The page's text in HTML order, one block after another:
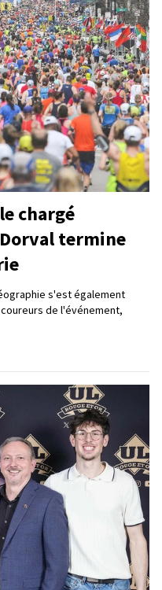
chargé
termine
s'est également
de l'événement,